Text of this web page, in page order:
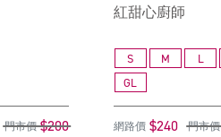
門市價 $200
紅甜心廚師
S M L
GL
網路價 $240 門市價